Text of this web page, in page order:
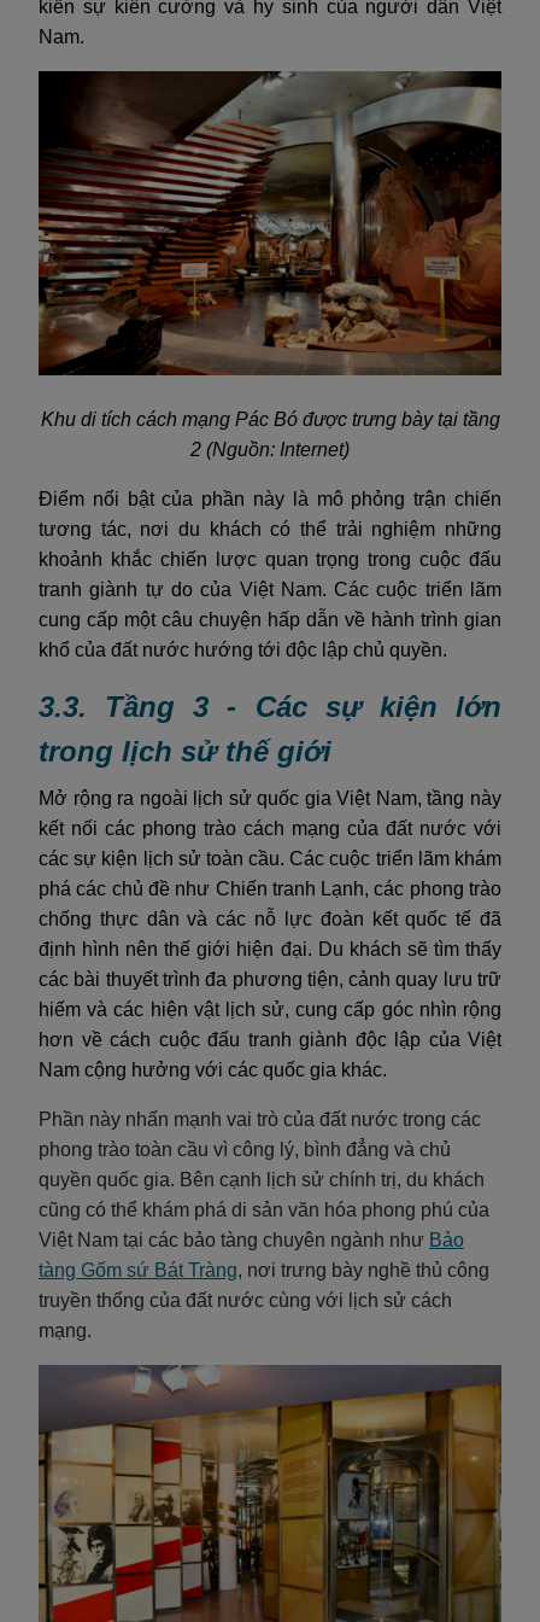
kiến ​​sự kiên cường và hy sinh của người dân Việt
Nam.
Khu di tích cách mạng Pác Bó được trưng bày tại tầng
2 (Nguồn: Internet)
Điểm nổi bật của phần này là mô phỏng trận chiến
tương tác, nơi du khách có thể trải nghiệm những
khoảnh khắc chiến lược quan trọng trong cuộc đấu
tranh giành tự do của Việt Nam. Các cuộc triển lãm
cung cấp một câu chuyện hấp dẫn về hành trình gian
khổ của đất nước hướng tới độc lập chủ quyền.
3.3. Tầng 3 - Các sự kiện lớn
trong lịch sử thế giới
Mở rộng ra ngoài lịch sử quốc gia Việt Nam, tầng này
kết nối các phong trào cách mạng của đất nước với
các sự kiện lịch sử toàn cầu. Các cuộc triển lãm khám
phá các chủ đề như Chiến tranh Lạnh, các phong trào
chống thực dân và các nỗ lực đoàn kết quốc tế đã
định hình nên thế giới hiện đại. Du khách sẽ tìm thấy
các bài thuyết trình đa phương tiện, cảnh quay lưu trữ
hiếm và các hiện vật lịch sử, cung cấp góc nhìn rộng
hơn về cách cuộc đấu tranh giành độc lập của Việt
Nam cộng hưởng với các quốc gia khác.
Phần này nhấn mạnh vai trò của đất nước trong các
phong trào toàn cầu vì công lý, bình đẳng và chủ
quyền quốc gia. Bên cạnh lịch sử chính trị, du khách
cũng có thể khám phá di sản văn hóa phong phú của
Việt Nam tại các bảo tàng chuyên ngành như Bảo
tàng Gốm sứ Bát Tràng, nơi trưng bày nghề thủ công
truyền thống của đất nước cùng với lịch sử cách
mạng.